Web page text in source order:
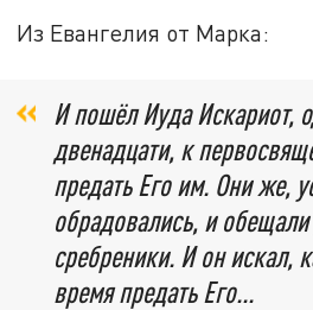
Из Евангелия от Марка:
И пошёл Иуда Искариот,
двенадцати, к
предать Его им. Они же,
обрадовались, и
сребреники. И он искал,
время предать Его...